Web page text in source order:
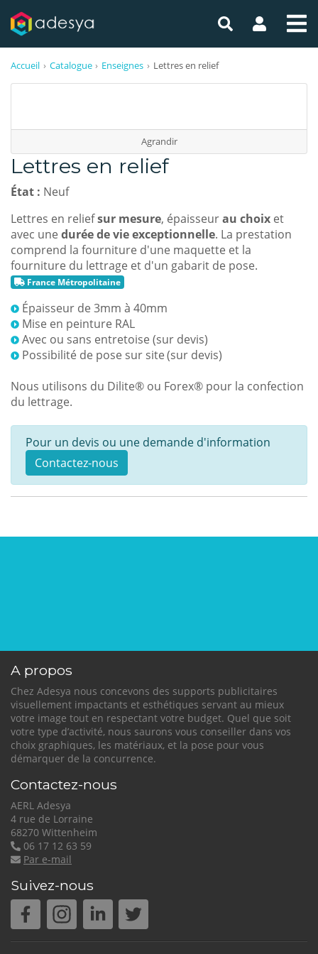
Accueil Catalogue Enseignes Lettres en relief
Agrandir
Lettres en relief
État : Neuf
Lettres en reliefsur mesure, épaisseurau choix et
avec une durée de vie exceptionnelle. La prestation
comprend la fourniture d'une maquette et la
fourniture du lettrage et d'un gabarit de pose.
France Métropolitaine
Épaisseur de 3mm à 40mm
Mise en peinture RAL
Avec ou sans entretoise (sur devis)
Possibilité de pose sur site(sur devis)
Nous utilisons du Dilite® ou Forex® pour la confection
du lettrage.
Pour un devis ou une demande d'information
Contactez-nous
actualités et offres
A propos
Chez Adesya nous concevons des supports publicitaires
visuellement impactants et esthétiques servant au mieux
votre image tout en respectant votre budget. Quel que soit
votre type d’activité, nous saurons vous conseiller dans vos
choix graphiques, les matériaux, et la pose pour vous
démarquer de la concurrence.
Contactez-nous
AERL Adesya
4 rue de Lorraine
68270 Wittenheim
06 17 12 63 59
Par e-mail
Suivez-nous